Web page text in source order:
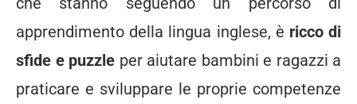
apprendimento della lingua inglese, è ricco di
sfide e puzzle per aiutare bambini e ragazzi a
praticare e sviluppare le proprie competenze